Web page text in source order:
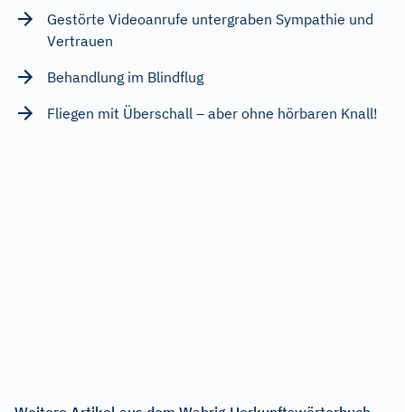
Gestörte Videoanrufe untergraben Sympathie und
Vertrauen
Behandlung im Blindflug
Fliegen mit Überschall – aber ohne hörbaren Knall!